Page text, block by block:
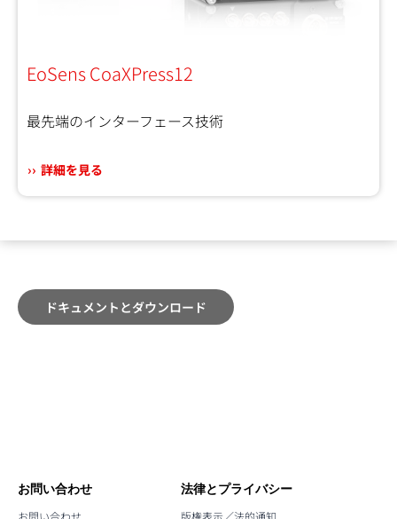
EoSens CoaXPress12
最先端のインターフェース技術
詳細を見る
ドキュメントとダウンロード
お問い合わせ
お問い合わせ
法律とプライバシー
版権表示／法的通知